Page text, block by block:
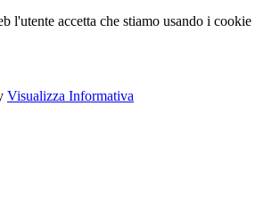
l'utente accetta che stiamo usando i
Visualizza Informativa